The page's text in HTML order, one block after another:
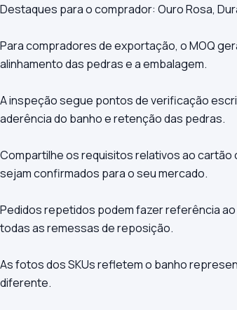
Destaques para o comprador: Ouro Rosa,
Para compradores de exportação, o MOQ
alinhamento das pedras e a embalagem.
A inspeção segue pontos de verificação
aderência do banho e retenção das pedras.
Compartilhe os requisitos relativos ao
sejam confirmados para o seu mercado.
Pedidos repetidos podem fazer referência
todas as remessas de reposição.
As fotos dos SKUs refletem o banho
diferente.